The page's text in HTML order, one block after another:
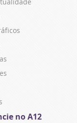
no A12